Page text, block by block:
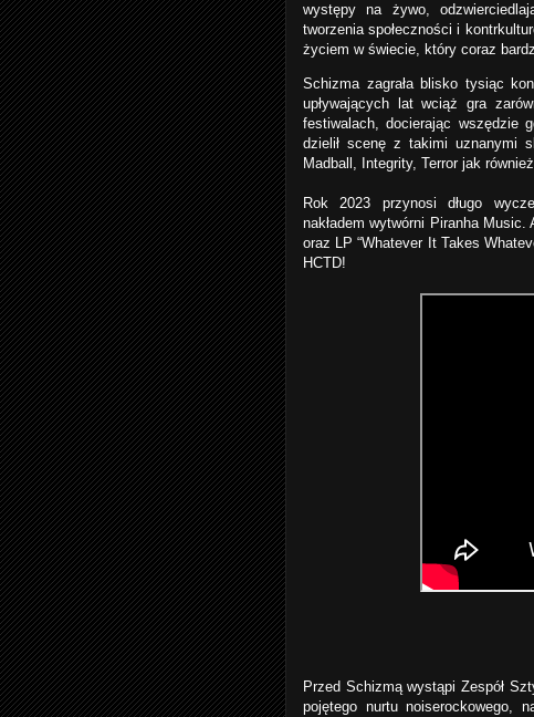
występy na żywo,
tworzenia społeczności i
życiem w świecie, który coraz
Schizma zagrała blisko tysiąc
upływających lat wciąż gra
festiwalach, docierając wszędzie
dzielił scenę z takimi uznanymi
Madball, Integrity, Terror jak
Rok 2023 przynosi długo
nakładem wytwórni Piranha
oraz LP “Whatever It Takes
HCTD!
Przed Schizmą wystąpi Zespół
pojętego nurtu noiserockowego,